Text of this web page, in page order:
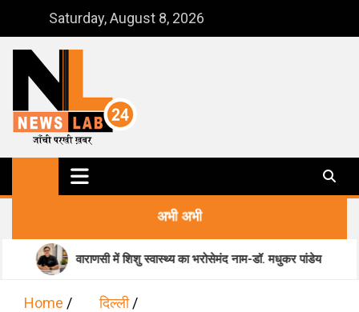
content
Saturday, August 8, 2026
NewsLab24
जाँची परखी ख़बर
अभी अभी
वाराणसी में शिशु स्वास्थ्य का भरोसेमंद नाम-डॉ. मधुकर पांडेय
Home
दिल्ली